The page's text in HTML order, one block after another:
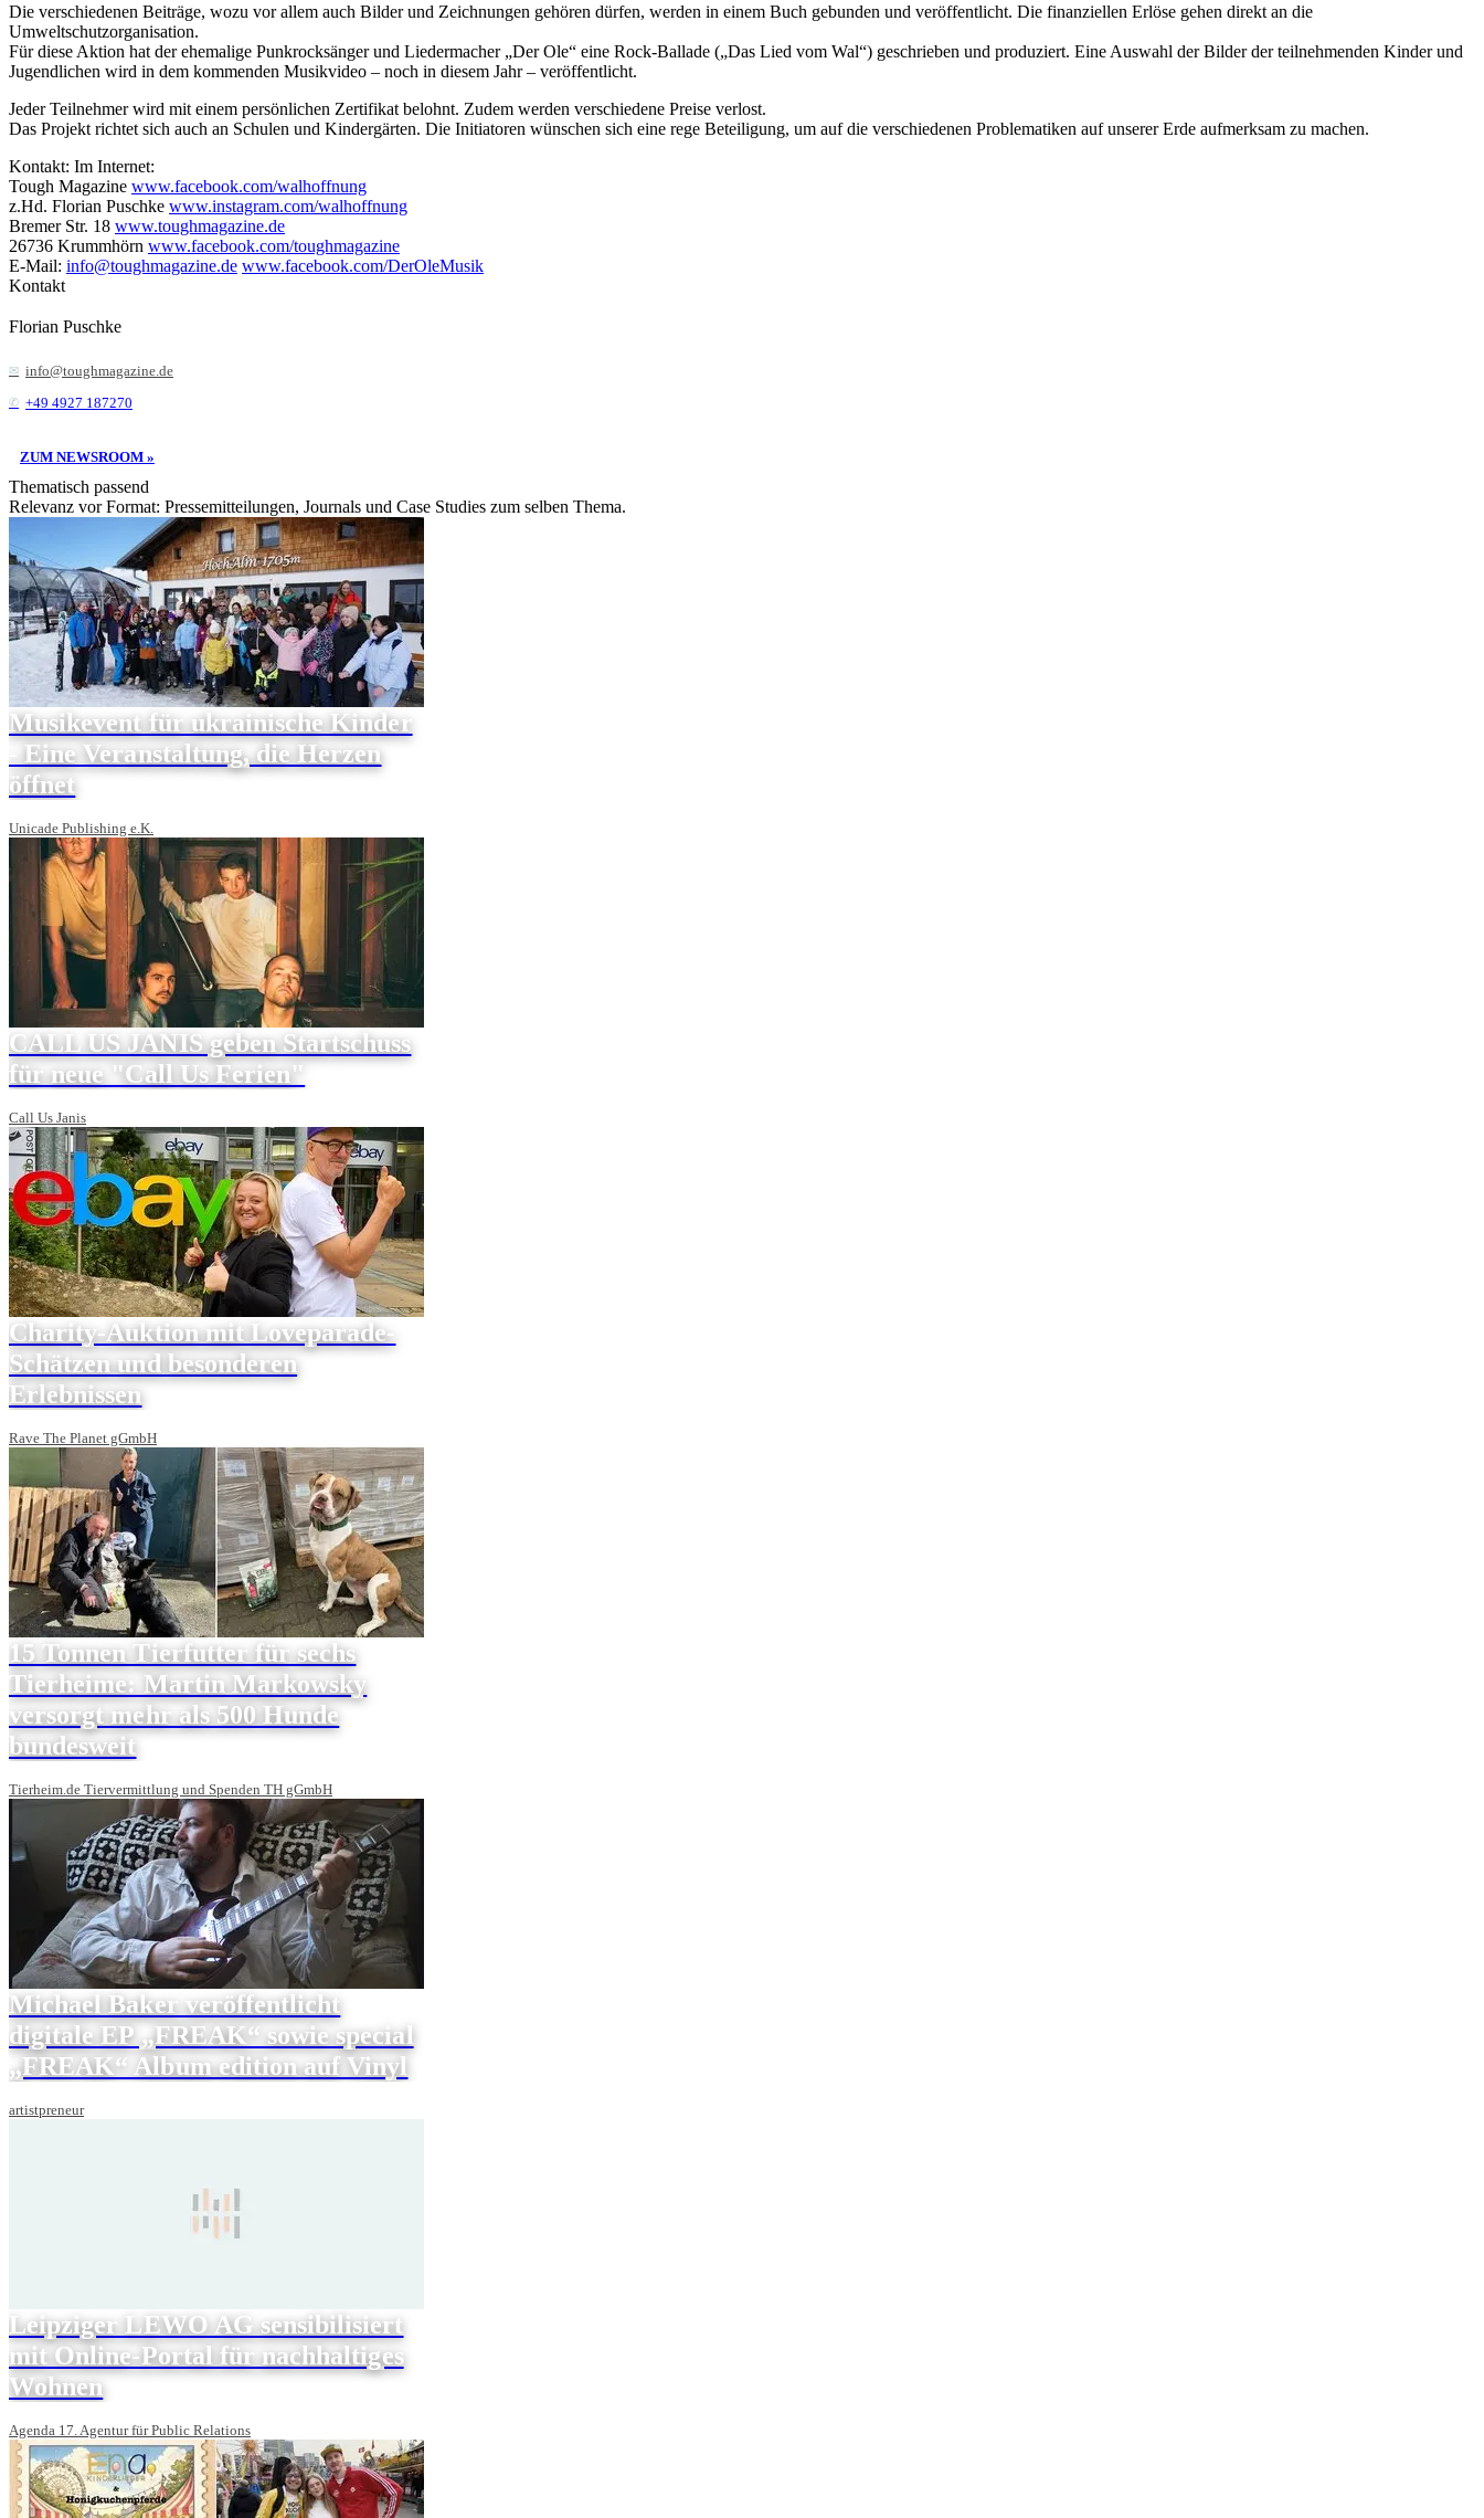
Die verschiedenen Beiträge, wozu vor allem auch Bilder und Zeichnungen gehören dürfen, werden in einem Buch gebunden und veröffentlicht. Die finanziellen Erlöse gehen direkt an die
Umweltschutzorganisation.
Für diese Aktion hat der ehemalige Punkrocksänger und Liedermacher „Der Ole“ eine Rock-Ballade („Das Lied vom Wal“) geschrieben und produziert. Eine Auswahl der Bilder der teilnehmenden Kinder und
Jugendlichen wird in dem kommenden Musikvideo – noch in diesem Jahr – veröffentlicht.
Jeder Teilnehmer wird mit einem persönlichen Zertifikat belohnt. Zudem werden verschiedene Preise verlost.
Das Projekt richtet sich auch an Schulen und Kindergärten. Die Initiatoren wünschen sich eine rege Beteiligung, um auf die verschiedenen Problematiken auf unserer Erde aufmerksam zu machen.
Kontakt: Im Internet:
Tough Magazine www.facebook.com/walhoffnung
z.Hd. Florian Puschke www.instagram.com/walhoffnung
Bremer Str. 18 www.toughmagazine.de
26736 Krummhörn www.facebook.com/toughmagazine
E-Mail: info@toughmagazine.de www.facebook.com/DerOleMusik
Kontakt
Florian Puschke
info@toughmagazine.de
+49 4927 187270
ZUM NEWSROOM »
Thematisch passend
Relevanz vor Format: Pressemitteilungen, Journals und Case Studies zum selben Thema.
Musikevent für ukrainische Kinder
- Eine Veranstaltung, die Herzen
öffnet
Unicade Publishing e.K.
CALL US JANIS geben Startschuss
für neue "Call Us Ferien"
Call Us Janis
Charity-Auktion mit Loveparade-
Schätzen und besonderen
Erlebnissen
Rave The Planet gGmbH
15 Tonnen Tierfutter für sechs
Tierheime: Martin Markowsky
versorgt mehr als 500 Hunde
bundesweit
Tierheim.de Tiervermittlung und Spenden TH gGmbH
Michael Baker veröffentlicht
digitale EP „FREAK“ sowie special
„FREAK“ Album edition auf Vinyl
artistpreneur
Leipziger LEWO AG sensibilisiert
mit Online-Portal für nachhaltiges
Wohnen
Agenda 17. Agentur für Public Relations